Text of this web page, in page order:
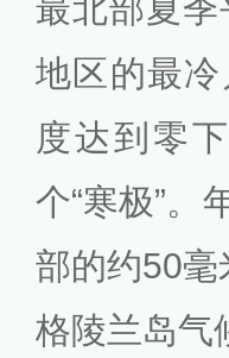
最北部夏
地区的最
度达到零
个“寒极”。
部的约50毫
格陵兰岛气